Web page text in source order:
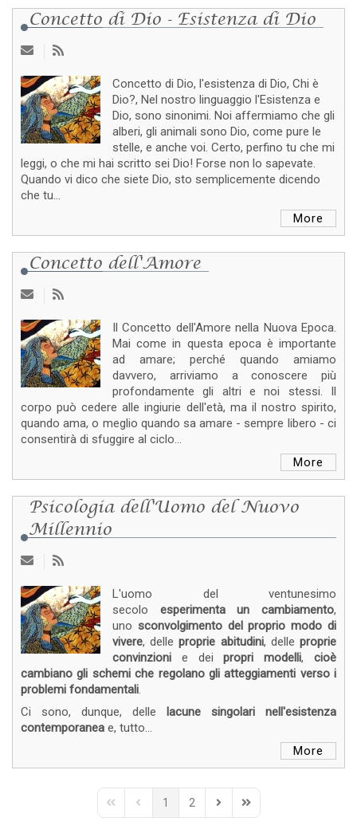
Concetto di Dio - Esistenza di Dio
Concetto di Dio, l'esistenza di Dio, Chi è
Dio?, Nel nostro linguaggio l'Esistenza e
Dio, sono sinonimi. Noi affermiamo che gli
alberi, gli animali sono Dio, come pure le
stelle, e anche voi. Certo, perfino tu che mi
leggi, o che mi hai scritto sei Dio! Forse non lo sapevate.
Quando vi dico che siete Dio, sto semplicemente dicendo
che tu...
More
Concetto dell'Amore
Il Concetto dell'Amore nella Nuova Epoca.
Mai come in questa epoca è importante
ad amare; perché quando amiamo
davvero, arriviamo a conoscere più
profondamente gli altri e noi stessi. Il
corpo può cedere alle ingiurie dell'età, ma il nostro spirito,
quando ama, o meglio quando sa amare - sempre libero - ci
consentirà di sfuggire al ciclo...
More
Psicologia dell'Uomo del Nuovo
Millennio
L'uomo del ventunesimo
secolo esperimenta un cambiamento,
uno sconvolgimento del proprio modo di
vivere, delleproprie abitudini, delleproprie
convinzioni e deipropri modelli,cioè
cambiano gli schemi che regolano gli atteggiamenti verso i
problemi fondamentali.
Ci sono, dunque, delle lacune singolari nell'esistenza
contemporanea e, tutto...
More
First PagePrevious Page
1 2
Next PageLast Page